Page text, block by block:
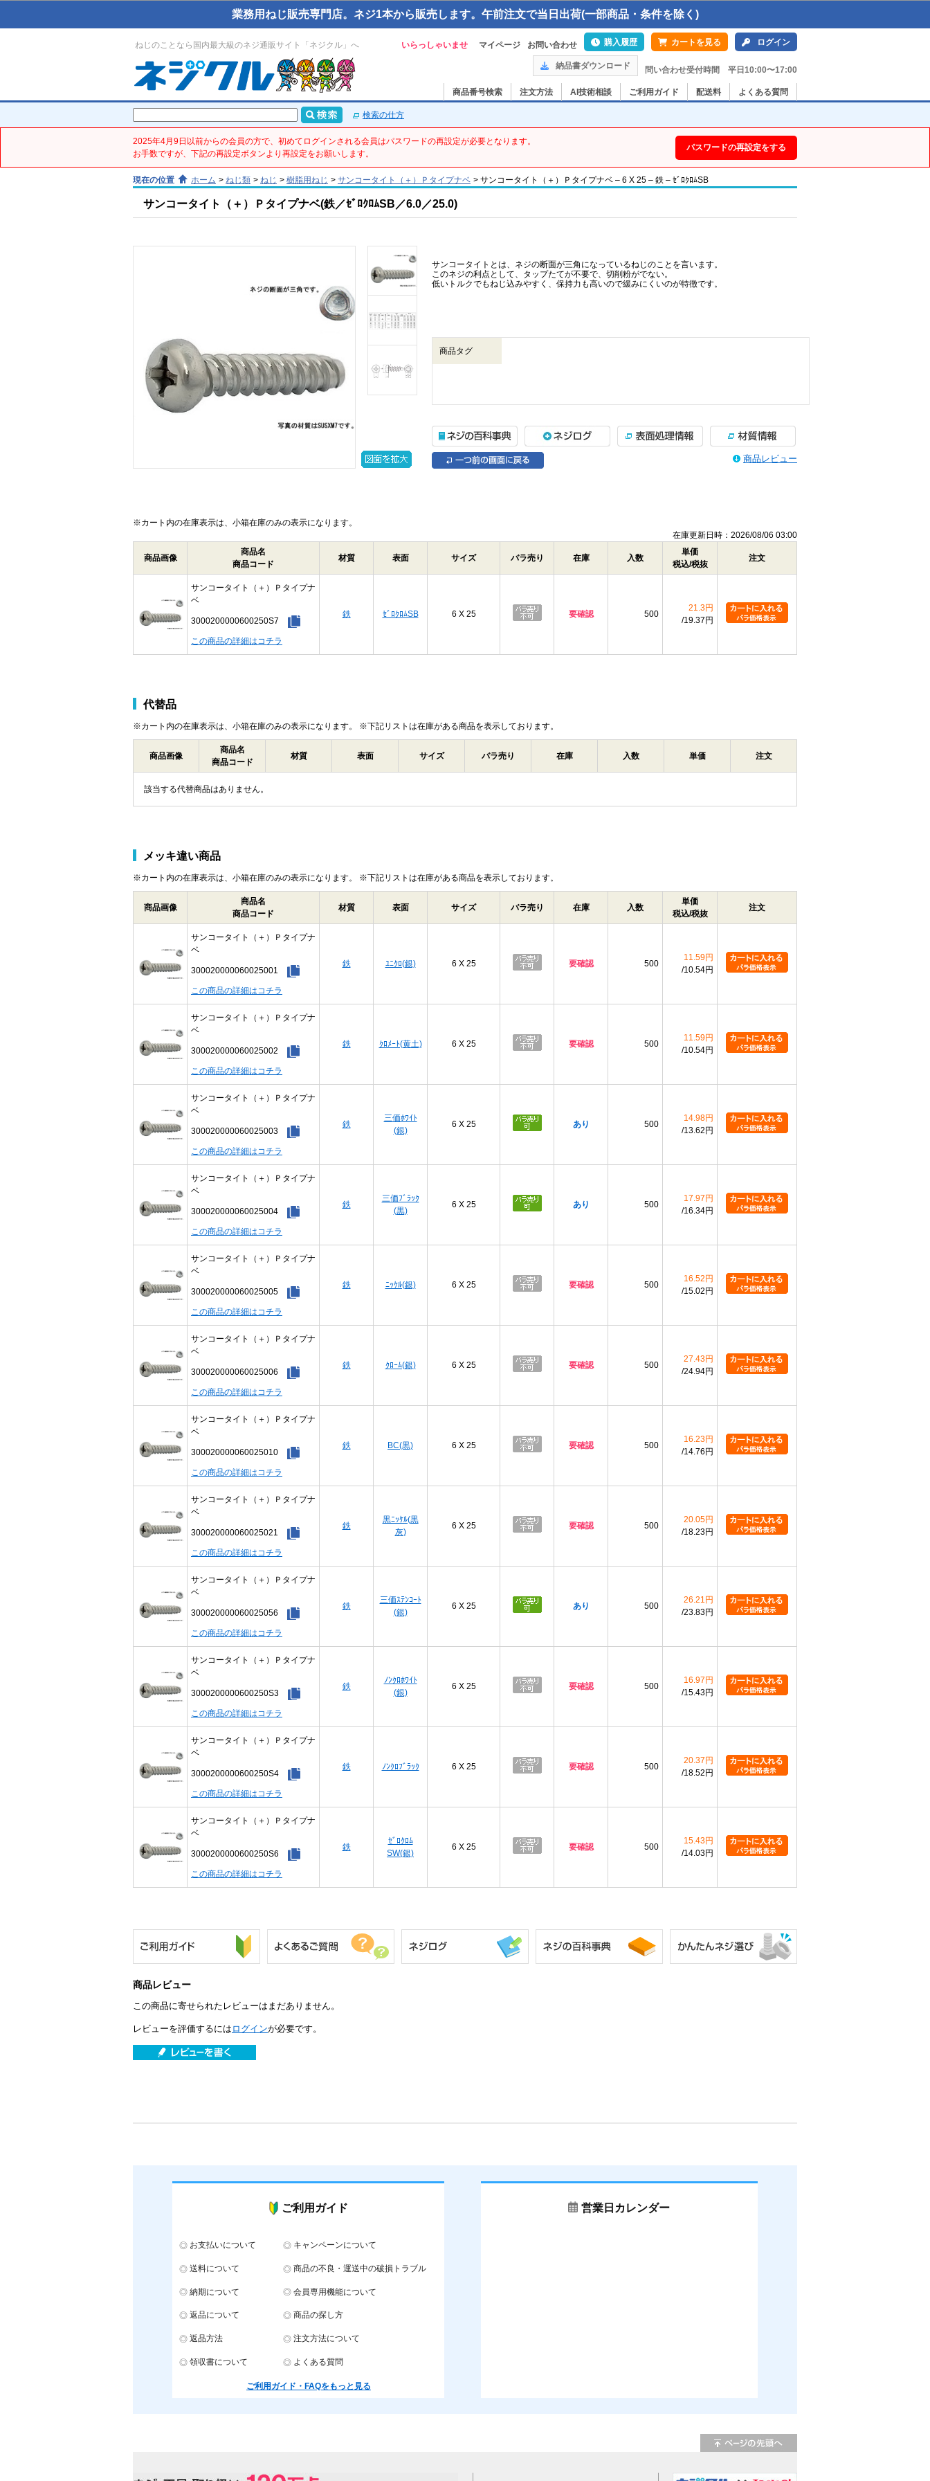
業務用ねじ販売専門店。ネジ1本から販売します。午前注文で当日出荷(一部商品・条件を除く)
ねじのことなら国内最大級のネジ通販サイト「ネジクル」へ いらっしゃいませ マイページ お問い合わせ 購入履歴 カートを見る ログイン
納品書ダウンロード 問い合わせ受付時間 平日10:00〜17:00
商品番号検索 注文方法 AI技術相談 ご利用ガイド 配送料 よくある質問
検索の仕方
2025年4月9日以前からの会員の方で、初めてログインされる会員はパスワードの再設定が必要となります。
お手数ですが、下記の再設定ボタンより再設定をお願いします。
パスワードの再設定をする
現在の位置 ホーム > ねじ類 > ねじ > 樹脂用ねじ > サンコータイト（＋）Ｐタイプナベ > サンコータイト（＋）Ｐタイプナベ – 6 X 25 – 鉄 – ｾﾞﾛｸﾛﾑSB
サンコータイト（＋）Ｐタイプナベ(鉄／ｾﾞﾛｸﾛﾑSB／6.0／25.0)
サンコータイトとは、ネジの断面が三角になっているねじのことを言います。
このネジの利点として、タップたてが不要で、切削粉がでない。
低いトルクでもねじ込みやすく、保持力も高いので緩みにくいのが特徴です。
商品タグ
商品レビュー
※カート内の在庫表示は、小箱在庫のみの表示になります。
在庫更新日時：2026/08/06 03:00
商品画像
商品名
商品コード
材質 表面 サイズ バラ売り 在庫 入数
単価
税込/税抜
注文
サンコータイト（＋）Ｐタイプナ
ベ
3000200000600250S7
この商品の詳細はコチラ
鉄 ｾﾞﾛｸﾛﾑSB 6 X 25 要確認 500
21.3円
19.37円
代替品
※カート内の在庫表示は、小箱在庫のみの表示になります。 ※下記リストは在庫がある商品を表示しております。
商品画像
商品名
商品コード
材質 表面 サイズ バラ売り 在庫 入数 単価 注文
該当する代替商品はありません。
メッキ違い商品
※カート内の在庫表示は、小箱在庫のみの表示になります。 ※下記リストは在庫がある商品を表示しております。
商品画像
商品名
商品コード
材質 表面 サイズ バラ売り 在庫 入数
単価
税込/税抜
注文
サンコータイト（＋）Ｐタイプナ
ベ
300020000060025001
この商品の詳細はコチラ
鉄 ﾕﾆｸﾛ(銀) 6 X 25 要確認 500
11.59円
10.54円
サンコータイト（＋）Ｐタイプナ
ベ
300020000060025002
この商品の詳細はコチラ
鉄 ｸﾛﾒｰﾄ(黄土) 6 X 25 要確認 500
11.59円
10.54円
サンコータイト（＋）Ｐタイプナ
ベ
300020000060025003
この商品の詳細はコチラ
鉄
三価ﾎﾜｲﾄ
(銀)
6 X 25 あり 500
14.98円
13.62円
サンコータイト（＋）Ｐタイプナ
ベ
300020000060025004
この商品の詳細はコチラ
鉄
三価ﾌﾞﾗｯｸ
(黒)
6 X 25 あり 500
17.97円
16.34円
サンコータイト（＋）Ｐタイプナ
ベ
300020000060025005
この商品の詳細はコチラ
鉄 ﾆｯｹﾙ(銀) 6 X 25 要確認 500
16.52円
15.02円
サンコータイト（＋）Ｐタイプナ
ベ
300020000060025006
この商品の詳細はコチラ
鉄 ｸﾛｰﾑ(銀) 6 X 25 要確認 500
27.43円
24.94円
サンコータイト（＋）Ｐタイプナ
ベ
300020000060025010
この商品の詳細はコチラ
鉄 BC(黒) 6 X 25 要確認 500
16.23円
14.76円
サンコータイト（＋）Ｐタイプナ
ベ
300020000060025021
この商品の詳細はコチラ
鉄
黒ﾆｯｹﾙ(黒
灰)
6 X 25 要確認 500
20.05円
18.23円
サンコータイト（＋）Ｐタイプナ
ベ
300020000060025056
この商品の詳細はコチラ
鉄
三価ｽﾃﾝｺｰﾄ
(銀)
6 X 25 あり 500
26.21円
23.83円
サンコータイト（＋）Ｐタイプナ
ベ
3000200000600250S3
この商品の詳細はコチラ
鉄
ﾉﾝｸﾛﾎﾜｲﾄ
(銀)
6 X 25 要確認 500
16.97円
15.43円
サンコータイト（＋）Ｐタイプナ
ベ
3000200000600250S4
この商品の詳細はコチラ
鉄 ﾉﾝｸﾛﾌﾞﾗｯｸ 6 X 25 要確認 500
20.37円
18.52円
サンコータイト（＋）Ｐタイプナ
ベ
3000200000600250S6
この商品の詳細はコチラ
鉄
ｾﾞﾛｸﾛﾑ
SW(銀)
6 X 25 要確認 500
15.43円
14.03円
商品レビュー
この商品に寄せられたレビューはまだありません。
レビューを評価するには ログインが必要です。
ご利用ガイド
お支払いについて キャンペーンについて
送料について 商品の不良・運送中の破損トラブル
納期について 会員専用機能について
返品について 商品の探し方
返品方法 注文方法について
領収書について よくある質問
ご利用ガイド・FAQをもっと見る
営業日カレンダー